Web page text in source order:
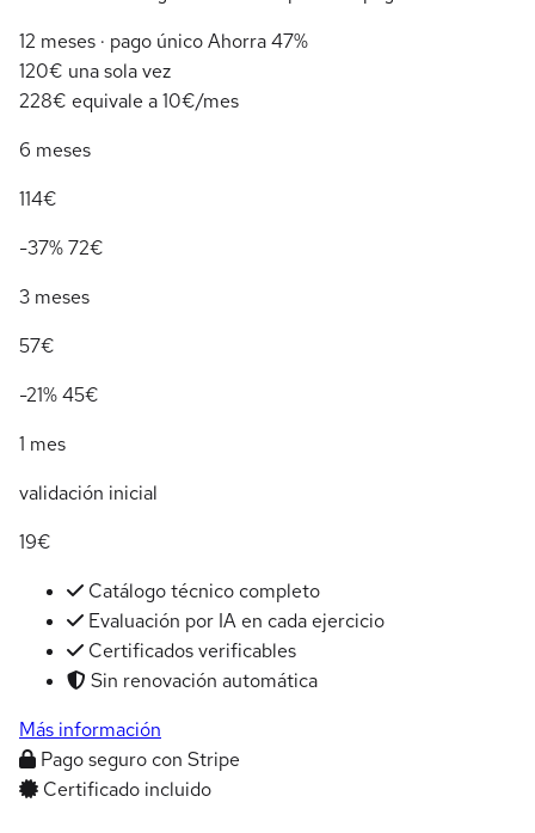
12 meses · pago únicoAhorra 47%
120€ una sola vez
228€ equivale a 10€/mes
6 meses
114€
-37%72€
3 meses
57€
-21%45€
1 mes
validación inicial
19€
Catálogo técnico completo
Evaluación por IA en cada ejercicio
Certificados verificables
Sin renovación automática
Más información
Pago seguro con Stripe
Certificado incluido